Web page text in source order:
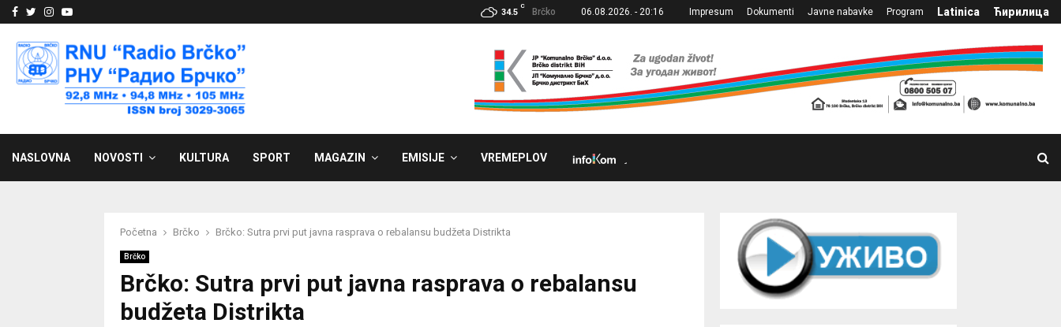
Facebook
Twitter
Instagram
Youtube 34.5
C
Brčko 06.08.2026. - 20:16 Impresum Dokumenti Javne nabavke Program Latinica Ћирилица
NASLOVNA NOVOSTI KULTURA SPORT MAGAZIN EMISIJE VREMEPLOV
Početna Brčko Brčko: Sutra prvi put javna rasprava o rebalansu budžeta Distrikta
Brčko
Brčko: Sutra prvi put javna rasprava o rebalansu
budžeta Distrikta